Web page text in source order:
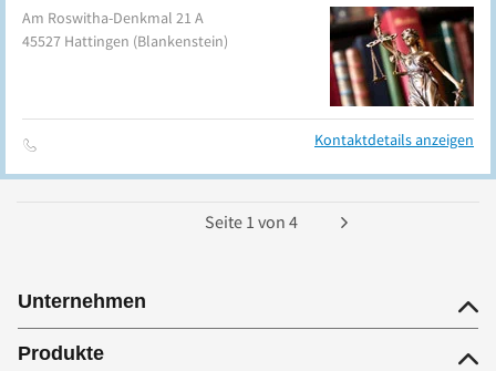
Am Roswitha-Denkmal 21 A
45527 Hattingen (Blankenstein)
Kontaktdetails anzeigen
Seite 1 von 4
Unternehmen
Produkte